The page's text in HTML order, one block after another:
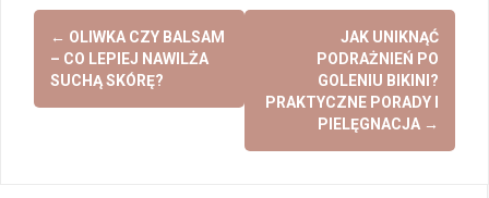
Post
navigation
← OLIWKA CZY BALSAM
– CO LEPIEJ NAWILŻA
SUCHĄ SKÓRĘ?
JAK UNIKNĄĆ
PODRAŻNIEŃ PO
GOLENIU BIKINI?
PRAKTYCZNE PORADY I
PIELĘGNACJA →